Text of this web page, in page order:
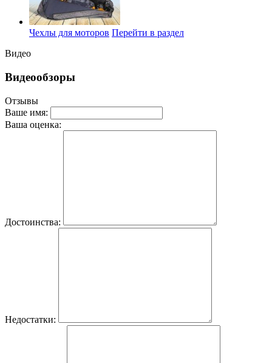
Чехлы для моторов Перейти в раздел
Видео
Видеообзоры
Отзывы
Ваше имя:
Ваша оценка:
Достоинства:
Недостатки: